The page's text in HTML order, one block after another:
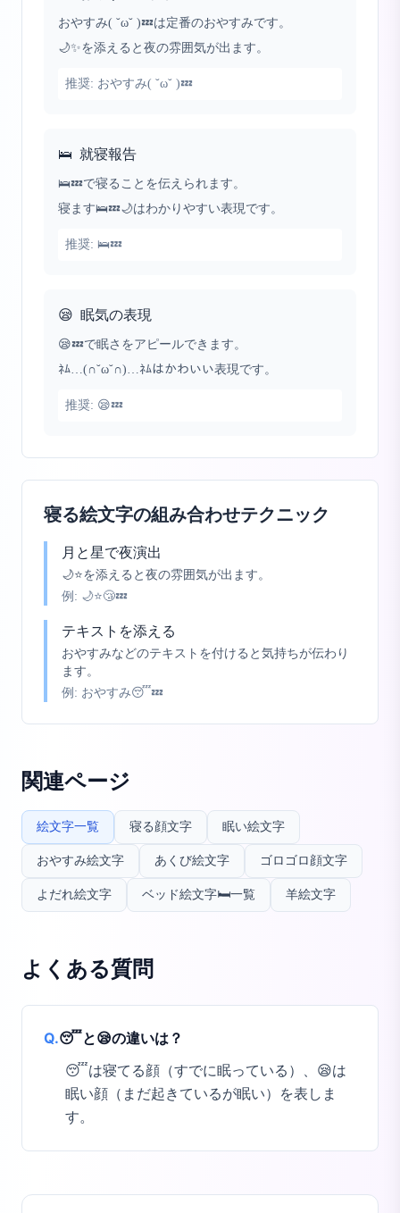
おやすみ( ˘ω˘ )💤は定番のおやすみです。
🌙✨を添えると夜の雰囲気が出ます。
推奨: おやすみ( ˘ω˘ )💤
🛌 就寝報告
🛌💤で寝ることを伝えられます。
寝ます🛌💤🌙はわかりやすい表現です。
推奨: 🛌💤
😪 眠気の表現
😪💤で眠さをアピールできます。
ﾈﾑ…(∩˘ω˘∩)…ﾈﾑはかわいい表現です。
推奨: 😪💤
寝る絵文字の組み合わせテクニック
月と星で夜演出
🌙⭐を添えると夜の雰囲気が出ます。
例: 🌙⭐😴💤
テキストを添える
おやすみなどのテキストを付けると気持ちが伝わり
ます。
例: おやすみ😴💤
関連ページ
絵文字一覧 寝る顔文字 眠い絵文字
おやすみ絵文字 あくび絵文字 ゴロゴロ顔文字
よだれ絵文字 ベッド絵文字🛏️一覧 羊絵文字
よくある質問
Q.😴と😪の違いは？
😴は寝てる顔（すでに眠っている）、😪は
眠い顔（まだ起きているが眠い）を表しま
す。